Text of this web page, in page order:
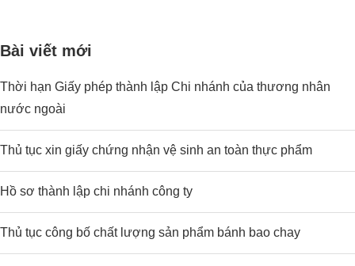
Bài viết mới
Thời hạn Giấy phép thành lập Chi nhánh của thương nhân
nước ngoài
Thủ tục xin giấy chứng nhận vệ sinh an toàn thực phẩm
Hồ sơ thành lập chi nhánh công ty
Thủ tục công bố chất lượng sản phẩm bánh bao chay